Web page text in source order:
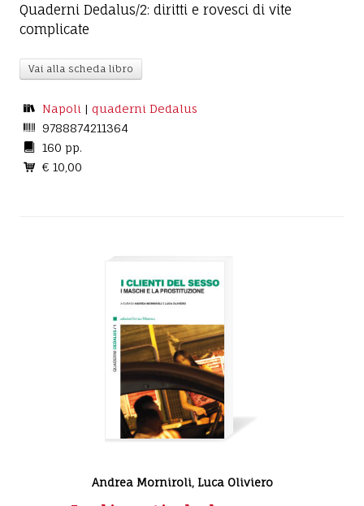
Quaderni Dedalus/2: diritti e rovesci di vite
complicate
Vai alla scheda libro
Napoli | quaderni Dedalus
9788874211364
160 pp.
€ 10,00
Andrea Morniroli, Luca Oliviero